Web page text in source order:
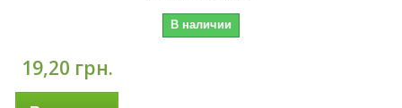
В наличии
19,20 грн.